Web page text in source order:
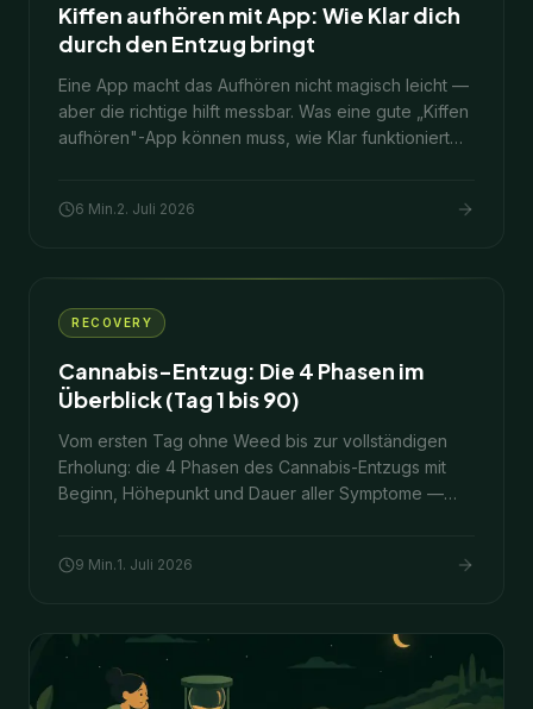
Kiffen aufhören mit App: Wie Klar dich
durch den Entzug bringt
Eine App macht das Aufhören nicht magisch leicht —
aber die richtige hilft messbar. Was eine gute „Kiffen
aufhören"-App können muss, wie Klar funktioniert
6 Min.2. Juli 2026
RECOVERY
Cannabis-Entzug: Die 4 Phasen im
Überblick (Tag 1 bis 90)
Vom ersten Tag ohne Weed bis zur vollständigen
Erholung: die 4 Phasen des Cannabis-Entzugs mit
Beginn, Höhepunkt und Dauer aller Symptome —
9 Min.1. Juli 2026